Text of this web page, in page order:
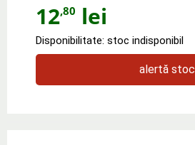
12,80 lei
Disponibilitate: stoc indisponibil
alertă stoc